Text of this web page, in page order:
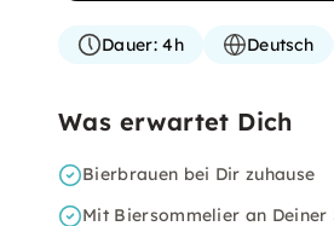
Dauer:4h Deutsch
Was erwartet Dich
Bierbrauen bei Dir zuhause
Mit Biersommelier an Deiner